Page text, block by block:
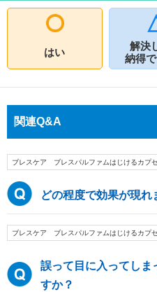
はい
解決
納得
関連Q&A
ブレスケア ブレスパルファムはじけるカプ
どの程度で効果が現れ
ブレスケア ブレスパルファムはじけるカプ
誤って目に入ってしま
すか？